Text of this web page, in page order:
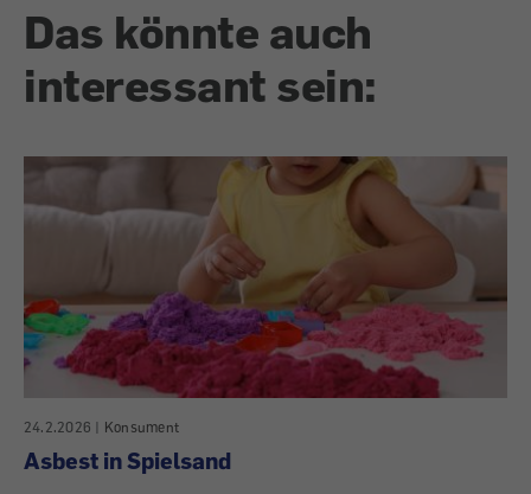
Das könnte auch
interessant sein:
24.2.2026 | Konsument
Asbest in Spielsand